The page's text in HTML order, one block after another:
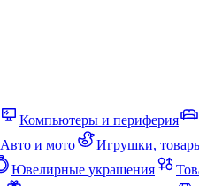
Компьютеры и периферия
Авто и мото Игрушки,
Ювелирные украшения